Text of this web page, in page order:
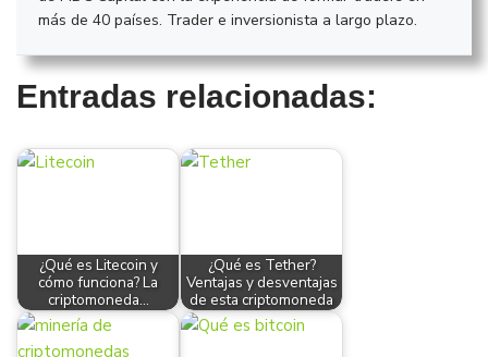
más de 40 países. Trader e inversionista a largo plazo.
Entradas relacionadas:
¿Qué es Litecoin y
cómo funciona? La
criptomoneda…
¿Qué es Tether?
Ventajas y desventajas
de esta criptomoneda